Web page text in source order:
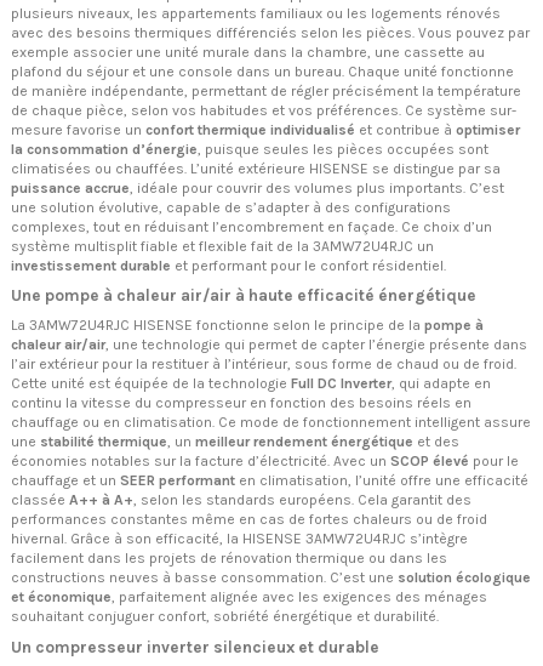
plusieurs niveaux, les appartements familiaux ou les logements rénovés
avec des besoins thermiques différenciés selon les pièces. Vous pouvez par
exemple associer une unité murale dans la chambre, une cassette au
plafond du séjour et une console dans un bureau. Chaque unité fonctionne
de manière indépendante, permettant de régler précisément la température
de chaque pièce, selon vos habitudes et vos préférences. Ce système sur-
mesure favorise un confort thermique individualisé et contribue à optimiser
la consommation d’énergie , puisque seules les pièces occupées sont
climatisées ou chauffées. L’unité extérieure HISENSE se distingue par sa
puissance accrue , idéale pour couvrir des volumes plus importants. C’est
une solution évolutive, capable de s’adapter à des configurations
complexes, tout en réduisant l’encombrement en façade. Ce choix d’un
système multisplit fiable et flexible fait de la 3AMW72U4RJC un
investissement durable et performant pour le confort résidentiel.
Une pompe à chaleur air/air à haute efficacité énergétique
La 3AMW72U4RJC HISENSE fonctionne selon le principe de la pompe à
chaleur air/air, une technologie qui permet de capter l’énergie présente dans
l’air extérieur pour la restituer à l’intérieur, sous forme de chaud ou de froid.
Cette unité est équipée de la technologie Full DC Inverter, qui adapte en
continu la vitesse du compresseur en fonction des besoins réels en
chauffage ou en climatisation. Ce mode de fonctionnement intelligent assure
une stabilité thermique, un meilleur rendement énergétique et des
économies notables sur la facture d’électricité. Avec un SCOP élevé pour le
chauffage et un SEER performant en climatisation, l’unité offre une efficacité
classée A++ à A+, selon les standards européens. Cela garantit des
performances constantes même en cas de fortes chaleurs ou de froid
hivernal. Grâce à son efficacité, la HISENSE 3AMW72U4RJC s’intègre
facilement dans les projets de rénovation thermique ou dans les
constructions neuves à basse consommation. C’est une solution écologique
et économique, parfaitement alignée avec les exigences des ménages
souhaitant conjuguer confort, sobriété énergétique et durabilité.
Un compresseur inverter silencieux et durable